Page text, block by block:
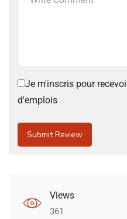
Je m'inscris pour
d'emplois
Views
361